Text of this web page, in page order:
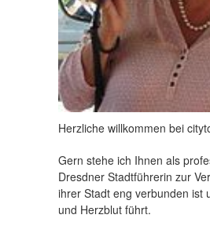
Herzliche willkommen bei
Gern stehe ich Ihnen als
Dresdner Stadtführerin zur
ihrer Stadt eng verbunden ist
und Herzblut führt.